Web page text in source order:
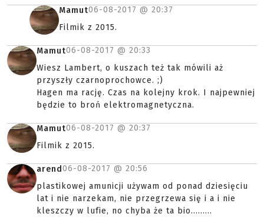
Mamut06-08-2017 @ 20:37
Filmik z 2015.
Mamut06-08-2017 @ 20:33
Wiesz Lambert, o kuszach też tak mówili aż
przyszły czarnoprochowce. ;)
Hagen ma rację. Czas na kolejny krok. I najpewniej
będzie to broń elektromagnetyczna.
Mamut06-08-2017 @ 20:37
Filmik z 2015.
arend06-08-2017 @ 20:56
plastikowej amunicji używam od ponad dziesięciu
lat i nie narzekam, nie przegrzewa się i a i nie
kleszczy w lufie, no chyba że ta bio.........